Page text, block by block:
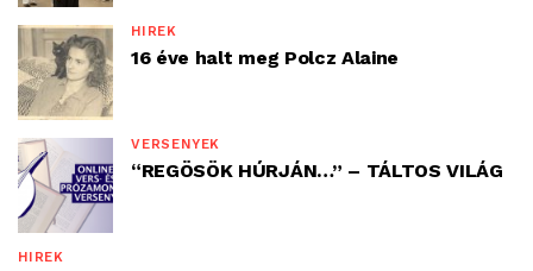
HÍREK
16 éve halt meg Polcz Alaine
VERSENYEK
“REGÖSÖK HÚRJÁN…” – TÁLTOS VILÁG
HÍREK